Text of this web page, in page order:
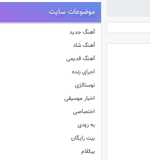
موضوعات سایت
آهنگ جدید
آهنگ شاد
آهنگ قدیمی
اجرای زنده
نوستالژی
اخبار موسیقی
اختصاصی
به زودی
بیت رایگان
بیکلام